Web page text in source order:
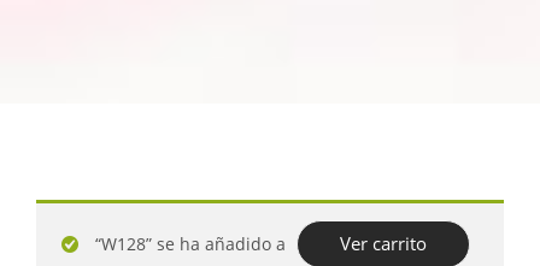
Ver carrito
“W128” se ha añadido a